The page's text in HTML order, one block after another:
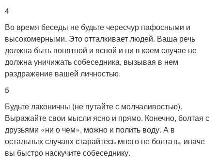
4
Во время беседы не будьте чересчур пафосными и
высокомерными. Это отталкивает людей. Ваша речь
должна быть понятной и ясной и ни в коем случае не
должна уничижать собеседника, вызывая в нем
раздражение вашей личностью.
5
Будьте лаконичны (не путайте с молчаливостью).
Выражайте свои мысли ясно и прямо. Конечно, болтая с
друзьями «ни о чем», можно и полить воду. А в
остальных случаях старайтесь много не болтать, иначе
вы быстро наскучите собеседнику.